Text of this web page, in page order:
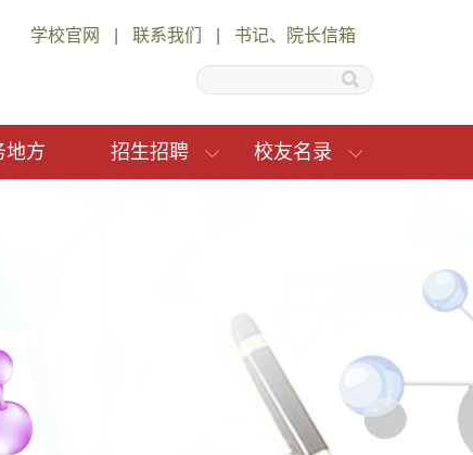
学校官网 联系我们 书记、院长信箱
地方 招生招聘 校友名录